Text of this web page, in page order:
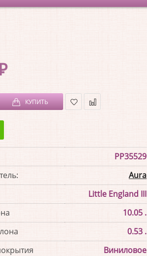
КУПИТЬ
PP35529
Aura
Little England III
10.05 .
0.53 .
Виниловое